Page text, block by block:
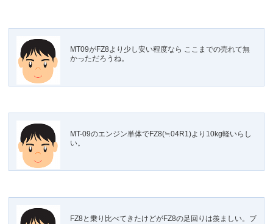
MT09がFZ8より少し安い程度なら ここまでの売れて無
かっただろうね。
MT-09のエンジン単体でFZ8(≒04R1)より10kg軽いらし
い。
FZ8と乗り比べてきたけどがFZ8の足回りは羨ましい。ブ